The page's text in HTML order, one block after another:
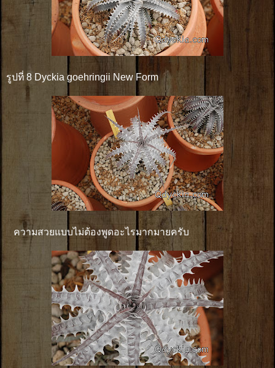
รูปที่ 8 Dyckia goehringii New Form
ความสวยแบบไม่ต้องพูดอะไรมากมายครับ